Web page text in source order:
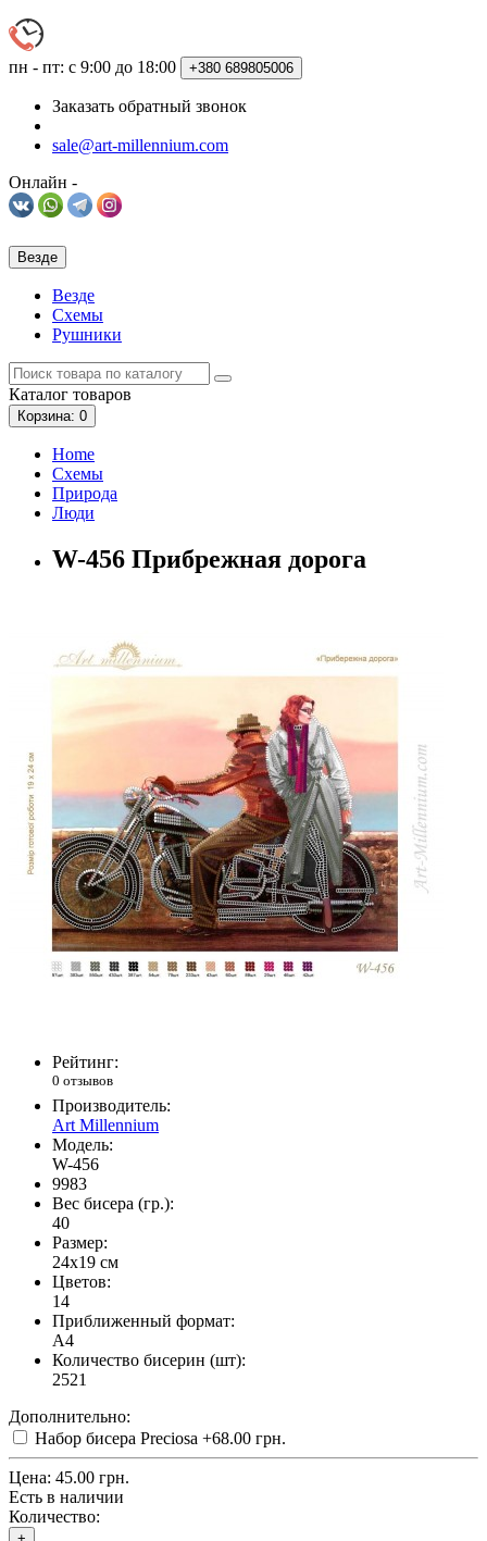
пн - пт: с 9:00 до 18:00 +380 689805006
Заказать обратный звонок
sale@art-millennium.com
Онлайн -
Везде
Везде
Схемы
Рушники
Каталог товаров
Корзина: 0
Home
Схемы
Природа
Люди
W-456 Прибрежная дорога
Рейтинг:
0 отзывов
Производитель:
Art Millennium
Модель:
W-456
9983
Вес бисера (гр.):
40
Размер:
24x19 см
Цветов:
14
Приближенный формат:
A4
Количество бисерин (шт):
2521
Дополнительно:
Набор бисера Preciosa +68.00 грн.
Цена: 45.00 грн.
Есть в наличии
Количество: